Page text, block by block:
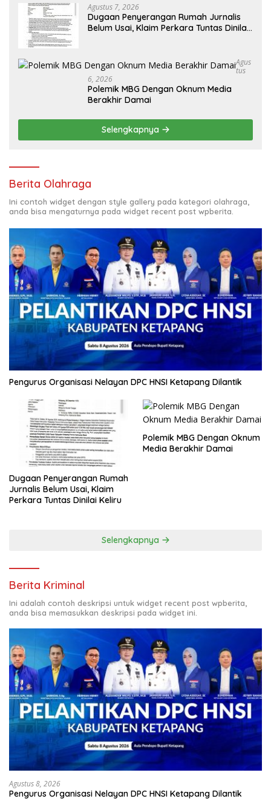
Agustus 7, 2026
Dugaan Penyerangan Rumah Jurnalis
Belum Usai, Klaim Perkara Tuntas Dinilai
Agus
Tus
6, 2026
Polemik MBG Dengan Oknum Media
Berakhir Damai
Selengkapnya
Berita Olahraga
Ini contoh widget dengan style gallery pada kategori olahraga,
anda bisa mengaturnya pada widget recent post wpberita.
Pengurus Organisasi Nelayan DPC HNSI Ketapang Dilantik
Dugaan Penyerangan Rumah
Jurnalis Belum Usai, Klaim
Perkara Tuntas Dinilai Keliru
Polemik MBG Dengan Oknum
Media Berakhir Damai
Selengkapnya
Berita Kriminal
Ini adalah contoh deskripsi untuk widget recent post wpberita,
anda bisa memasukkan deskripsi pada widget ini.
Agustus 8, 2026
Pengurus Organisasi Nelayan DPC HNSI Ketapang Dilantik